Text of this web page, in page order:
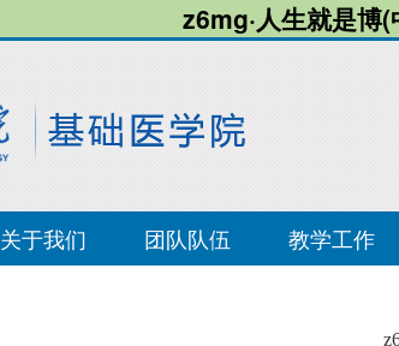
z6mg·人生就是博
关于我们 团队队伍 教学工作